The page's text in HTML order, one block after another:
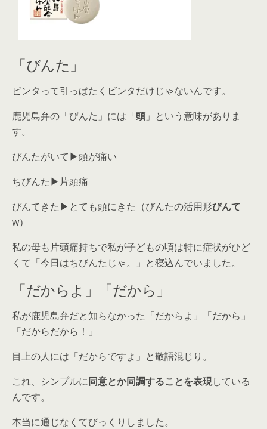
「びんた」
ビンタって引っぱたくビンタだけじゃないんです。
鹿児島弁の「びんた」には「頭 」という意味がありま
す。
びんたがいて▶頭が痛い
ちびんた▶片頭痛
びんてきた▶とても頭にきた（びんたの活用形びんて
w）
私の母も片頭痛持ちで私が子どもの頃は特に症状がひど
くて「今日はちびんたじゃ。」と寝込んでいました。
「だからよ」「だから」
私が鹿児島弁だと知らなかった「だからよ」「だから」
「だからだから！」
目上の人には「だからですよ」と敬語混じり。
これ、シンプルに同意とか同調することを表現している
んです。
本当に通じなくてびっくりしました。